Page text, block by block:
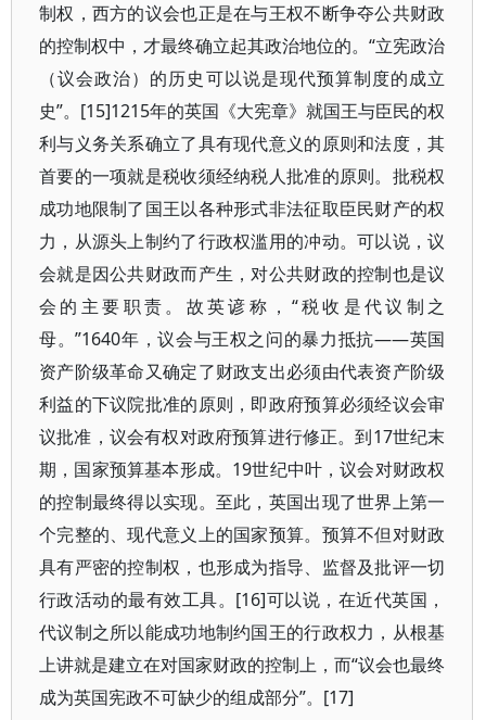
制权，西方的议会也正是在与王权不断争夺公共财政
的控制权中，才最终确立起其政治地位的。“立宪政治
（议会政治）的历史可以说是现代预算制度的成立
史”。[15]1215年的英国《大宪章》就国王与臣民的权
利与义务关系确立了具有现代意义的原则和法度，其
首要的一项就是税收须经纳税人批准的原则。批税权
成功地限制了国王以各种形式非法征取臣民财产的权
力，从源头上制约了行政权滥用的冲动。可以说，议
会就是因公共财政而产生，对公共财政的控制也是议
会的主要职责。故英谚称，“税收是代议制之
母。”1640年，议会与王权之问的暴力抵抗——英国
资产阶级革命又确定了财政支出必须由代表资产阶级
利益的下议院批准的原则，即政府预算必须经议会审
议批准，议会有权对政府预算进行修正。到17世纪末
期，国家预算基本形成。19世纪中叶，议会对财政权
的控制最终得以实现。至此，英国出现了世界上第一
个完整的、现代意义上的国家预算。预算不但对财政
具有严密的控制权，也形成为指导、监督及批评一切
行政活动的最有效工具。[16]可以说，在近代英国，
代议制之所以能成功地制约国王的行政权力，从根基
上讲就是建立在对国家财政的控制上，而“议会也最终
成为英国宪政不可缺少的组成部分”。[17]